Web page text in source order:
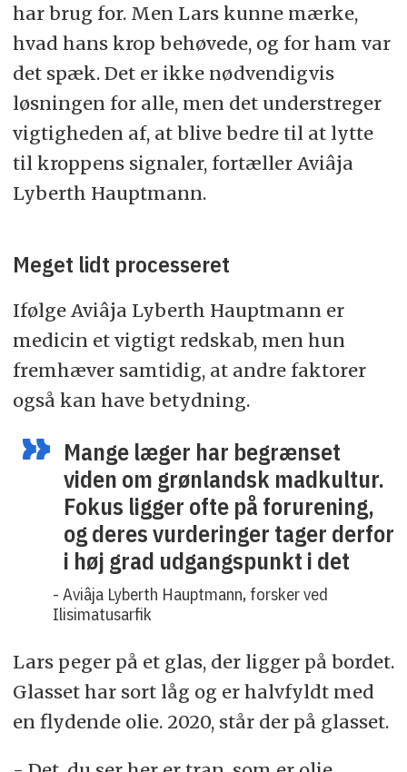
har brug for. Men Lars kunne mærke,
hvad hans krop behøvede, og for ham var
det spæk. Det er ikke nødvendigvis
løsningen for alle, men det understreger
vigtigheden af, at blive bedre til at lytte
til kroppens signaler, fortæller Aviâja
Lyberth Hauptmann.
Meget lidt processeret
Ifølge Aviâja Lyberth Hauptmann er
medicin et vigtigt redskab, men hun
fremhæver samtidig, at andre faktorer
også kan have betydning.
Mange læger har begrænset
viden om grønlandsk madkultur.
Fokus ligger ofte på forurening,
og deres vurderinger tager derfor
i høj grad udgangspunkt i det
- Aviâja Lyberth Hauptmann, forsker ved
Ilisimatusarfik
Lars peger på et glas, der ligger på bordet.
Glasset har sort låg og er halvfyldt med
en flydende olie. 2020, står der på glasset.